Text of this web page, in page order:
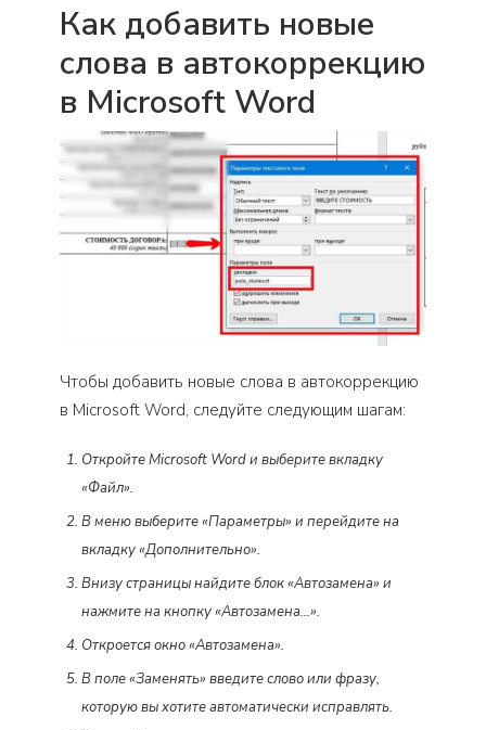
Как добавить новые
слова в автокоррекцию
в Microsoft Word
Чтобы добавить новые слова в автокоррекцию
в Microsoft Word, следуйте следующим шагам:
Откройте Microsoft Word и выберите вкладку
«Файл».
В меню выберите «Параметры» и перейдите на
вкладку «Дополнительно».
Внизу страницы найдите блок «Автозамена» и
нажмите на кнопку «Автозамена…».
Откроется окно «Автозамена».
В поле «Заменять» введите слово или фразу,
которую вы хотите автоматически исправлять.